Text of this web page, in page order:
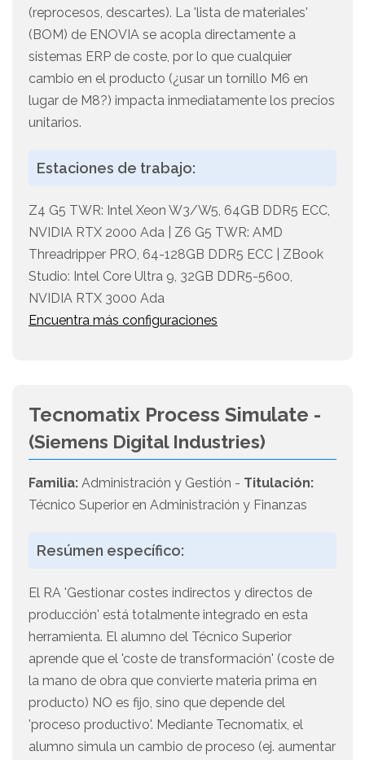
(reprocesos, descartes). La 'lista de materiales'
(BOM) de ENOVIA se acopla directamente a
sistemas ERP de coste, por lo que cualquier
cambio en el producto (¿usar un tornillo M6 en
lugar de M8?) impacta inmediatamente los precios
unitarios.
Estaciones de trabajo:
Z4 G5 TWR: Intel Xeon W3/W5, 64GB DDR5 ECC,
NVIDIA RTX 2000 Ada | Z6 G5 TWR: AMD
Threadripper PRO, 64-128GB DDR5 ECC | ZBook
Studio: Intel Core Ultra 9, 32GB DDR5-5600,
NVIDIA RTX 3000 Ada
Encuentra más configuraciones
Tecnomatix Process Simulate -
(Siemens Digital Industries)
Familia: Administración y Gestión - Titulación:
Técnico Superior en Administración y Finanzas
Resúmen específico:
El RA 'Gestionar costes indirectos y directos de
producción' está totalmente integrado en esta
herramienta. El alumno del Técnico Superior
aprende que el 'coste de transformación' (coste de
la mano de obra que convierte materia prima en
producto) NO es fijo, sino que depende del
'proceso productivo'. Mediante Tecnomatix, el
alumno simula un cambio de proceso (ej. aumentar